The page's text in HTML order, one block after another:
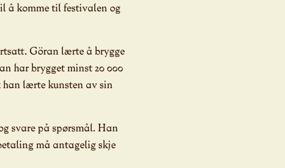
å komme til festivalen og
Göran lærte å brygge
har brygget minst 20 000
lærte kunsten av sin
svare på spørsmål. Han
må antagelig skje